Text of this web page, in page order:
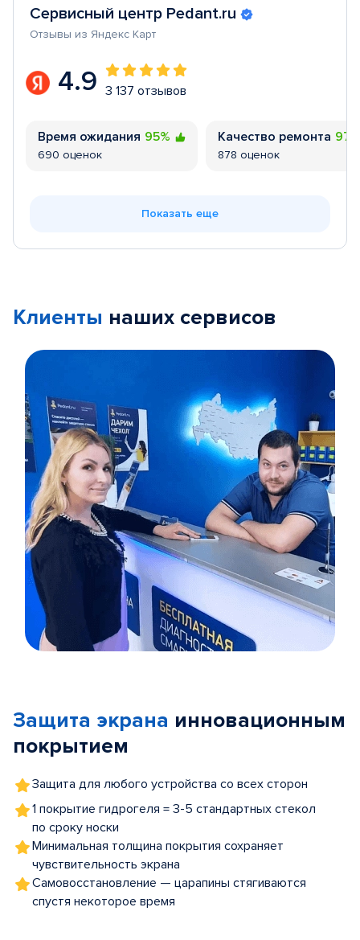
Сервисный центр Pedant.ru
Отзывы из Яндекс Карт
4.9 3 137 отзывов
Время ожидания 95%
690 оценок
Качество ремонта
878 оценок
Показать еще
Клиенты наших сервисов
5
Защита экрана инновационным
покрытием
Защита для любого устройства со всех сторон
1 покрытие гидрогеля = 3-5 стандартных стекол
по сроку носки
Минимальная толщина покрытия сохраняет
чувствительность экрана
Самовосстановление — царапины стягиваются
спустя некоторое время